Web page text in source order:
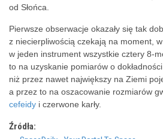
od Słońca.
Pierwsze obserwacje okazały się tak
z niecierpliwością czekają na moment,
w jeden instrument wszystkie cztery 8-
to na uzyskanie pomiarów o
niż przez nawet największy na Ziemi
a przez to na oszacowanie rozmiarów
cefeidy i czerwone karły.
Źródła: